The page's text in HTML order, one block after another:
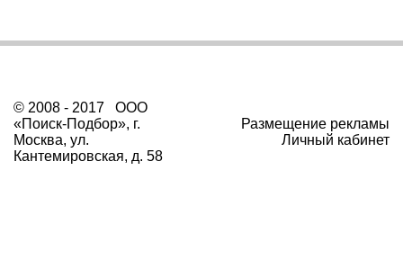
© 2008 - 2017 ООО
«Поиск-Подбор», г.
Москва, ул.
Кантемировская, д. 58
Размещение рекламы
Личный кабинет